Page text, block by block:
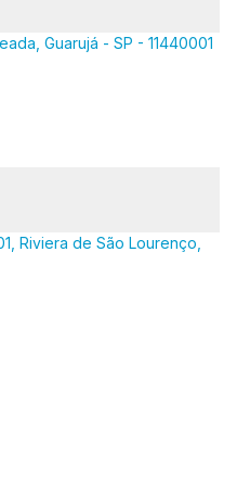
Guarujá - SP - 11440001
Riviera de São Lourenço,